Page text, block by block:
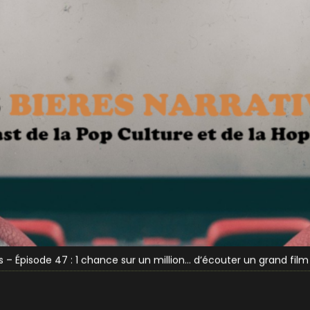
Ghostface (Funky Fluid)
Bay (P’tite Maiz et Sabotage)
– Épisode 47 : 1 chance sur un million… d’écouter un grand
– Épisode 46 : Bienvenue en Idiocracy !